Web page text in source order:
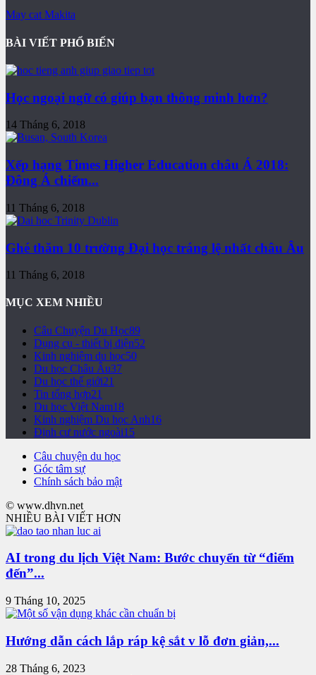
May cat Makita
BÀI VIẾT PHỔ BIẾN
Học ngoại ngữ có giúp bạn thông minh hơn?
14 Tháng 6, 2018
Xếp hạng Times Higher Education châu Á 2018:
Đông Á chiếm...
11 Tháng 6, 2018
Ghé thăm 10 trường Đại học tráng lệ nhất châu Âu
11 Tháng 6, 2018
MỤC XEM NHIỀU
Câu Chuyện Du Học89
Dụng cụ - thiết bị điện52
Kinh nghiệm du học50
Du học Châu Âu37
Du học thế giới21
Tin tổng hợp21
Du học Việt Nam18
Kinh nghiệm Du học Anh16
Định cư nước ngoài15
Câu chuyện du học
Góc tâm sự
Chính sách bảo mật
© www.dhvn.net
NHIỀU BÀI VIẾT HƠN
AI trong du lịch Việt Nam: Bước chuyển từ “điểm
đến”...
9 Tháng 10, 2025
Hướng dẫn cách lắp ráp kệ sắt v lỗ đơn giản,...
28 Tháng 6, 2023